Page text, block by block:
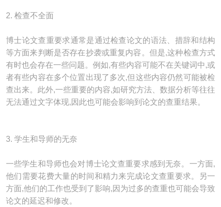
2. 检查不全面
博士论文查重要求通常是通过检查论文的语法、措辞和结构
等方面来判断是否存在抄袭或重复内容。但是,这种检查方式
有时也会存在一些问题。例如,有些内容可能不在关键词中,或
者有些内容在多个位置出现了多次,但这些内容仍然可能被检
查出来。此外,一些重要的内容,如研究方法、数据分析等往往
无法通过文字体现,因此也可能会影响到论文的查重结果。
3. 学生和导师的无奈
一些学生和导师也会对博士论文查重要求感到无奈。一方面,
他们需要花费大量的时间和精力来完成论文查重要求。另一
方面,他们的工作也受到了影响,因为过多的查重也可能会导致
论文的延迟和修改。